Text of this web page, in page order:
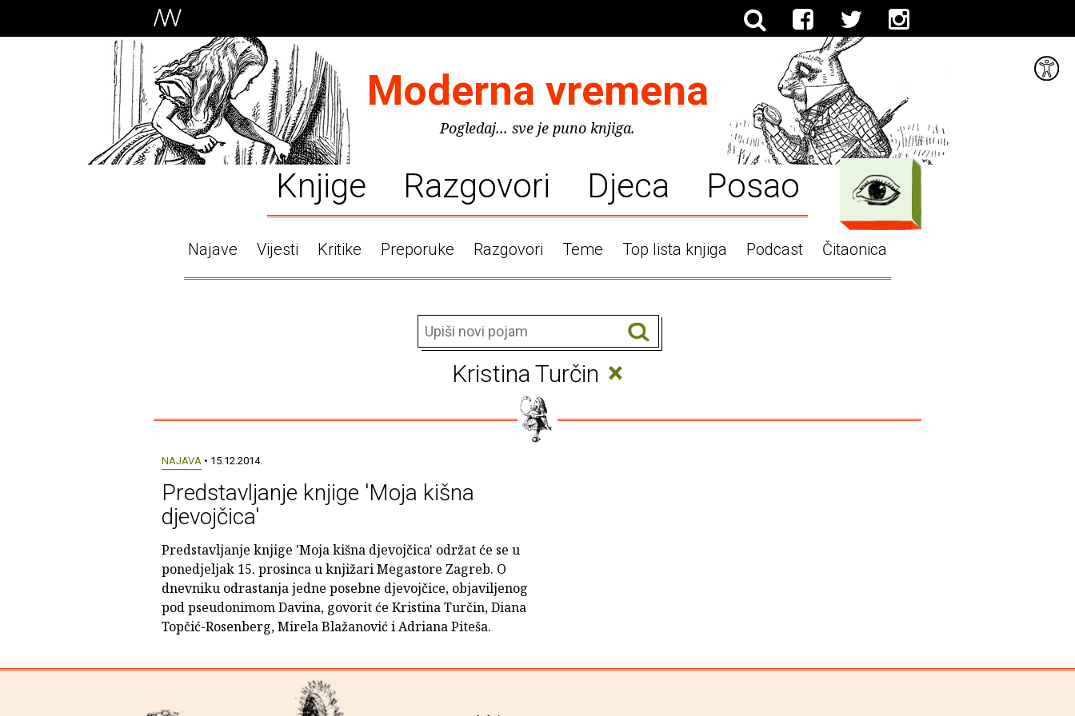
Moderna vremena
Pogledaj... sve je puno knjiga.
Knjige Razgovori Djeca Posao
Najave Vijesti Kritike Preporuke Razgovori Teme Top lista knjiga Podcast Čitaonica
Kristina Turčin ×
NAJAVA• 15.12.2014.
Predstavljanje knjige 'Moja kišna
djevojčica'
Predstavljanje knjige 'Moja kišna djevojčica' održat će se u
ponedjeljak 15. prosinca u knjižari Megastore Zagreb. O
dnevniku odrastanja jedne posebne djevojčice, objaviljenog
pod pseudonimom Davina, govorit će Kristina Turčin, Diana
Topčić-Rosenberg, Mirela Blažanović i Adriana Piteša.